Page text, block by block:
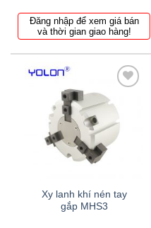
Đăng nhập để xem giá bán
và thời gian giao hàng!
Thêm
wishlist
Xy lanh khí nén tay
gắp MHS3